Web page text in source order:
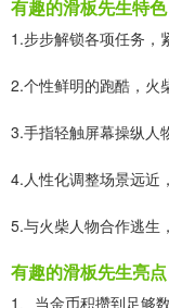
有趣的滑板先生特色
1.步步解锁各项任务，
2.个性鲜明的跑酷，火
3.手指轻触屏幕操纵人
4.人性化调整场景远近
5.与火柴人物合作逃生
有趣的滑板先生亮点
1、当金币积攒到足够